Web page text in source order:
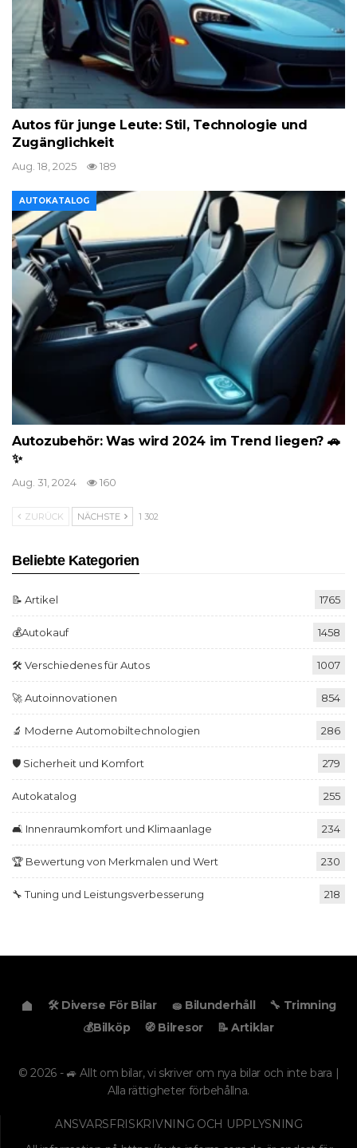
Autos für junge Leute: Stil, Technologie und
Zugänglichkeit
Aug. 18, 2025 189
AUTOKATALOG
Autozubehör: Was wird 2024 im Trend liegen? 🚗
✨
Aug. 31, 2024 160
ZURÜCK NÄCHSTE 1 302
Beliebte Kategorien
📝 Artikel 1765
💰Autokauf 1458
🛠️ Verschiedenes für Autos 1007
🚀 Autoinnovationen 854
🔬 Moderne Automobiltechnologien 286
🛡️ Sicherheit und Komfort 279
Autokatalog 255
🛋️ Innenraumkomfort und Klimaanlage 234
🏆 Bewertung von Merkmalen und Wert 230
🔧 Tuning und Leistungsverbesserung 218
🛠️ Diverse För Bilar 🧽 Bilunderhåll
🔧 Trimning
💰Bilköp
🧭 Bilresor 📝 Artiklar
© 2026 - 🚙 Allt om bilar, vi skriver om nya bilar och inte bara |
Alla rättigheter förbehållna.
ANSVARSFRISKRIVNING OCH UPPLYSNING